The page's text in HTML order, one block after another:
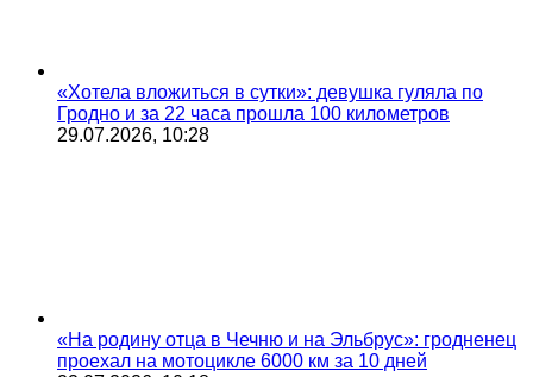
«Хотела вложиться в сутки»: девушка гуляла по
Гродно и за 22 часа прошла 100 километров
29.07.2026, 10:28
«На родину отца в Чечню и на Эльбрус»: гродненец
проехал на мотоцикле 6000 км за 10 дней